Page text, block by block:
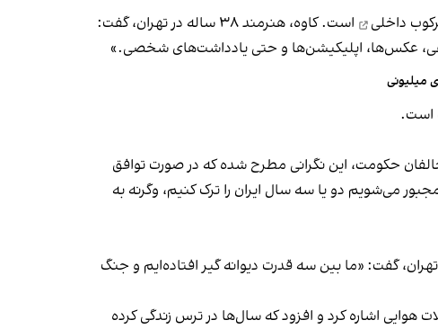
داخلی
است. کاوه، هنرمند ۳۸ ساله در تهران، گفت:
عکس‌ها، اپلیکیشن‌ها و حتی یادداشت‌های شخصی.»
میلیونی
است.
حکومت، این نگرانی مطرح شده که در صورت توافق
می‌شویم دو یا سه سال ایران را ترک کنیم، وگرنه به
گفت: «ما بین سه قدرت دیوانه گیر افتاده‌ایم و جنگ
هوایی اشاره کرد و افزود که سال‌ها در ترس زندگی کرده